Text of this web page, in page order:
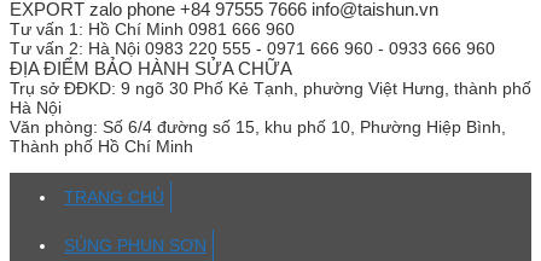
EXPORT zalo phone +84 97555 7666 info@taishun.vn
Tư vấn 1: Hồ Chí Minh 0981 666 960
Tư vấn 2: Hà Nội 0983 220 555 - 0971 666 960 - 0933 666 960
ĐỊA ĐIỂM BẢO HÀNH SỬA CHỮA
Trụ sở ĐĐKD: 9 ngõ 30 Phố Kẻ Tạnh, phường Việt Hưng, thành phố
Hà Nội
Văn phòng: Số 6/4 đường số 15, khu phố 10, Phường Hiệp Bình,
Thành phố Hồ Chí Minh
TRANG CHỦ
SÚNG PHUN SƠN